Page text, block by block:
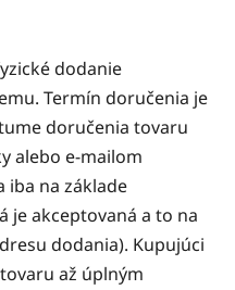
dodanie
Termín doručenia je
doručenia tovaru
alebo e-mailom
iba na základe
je akceptovaná a to na
dodania). Kupujúci
až úplným